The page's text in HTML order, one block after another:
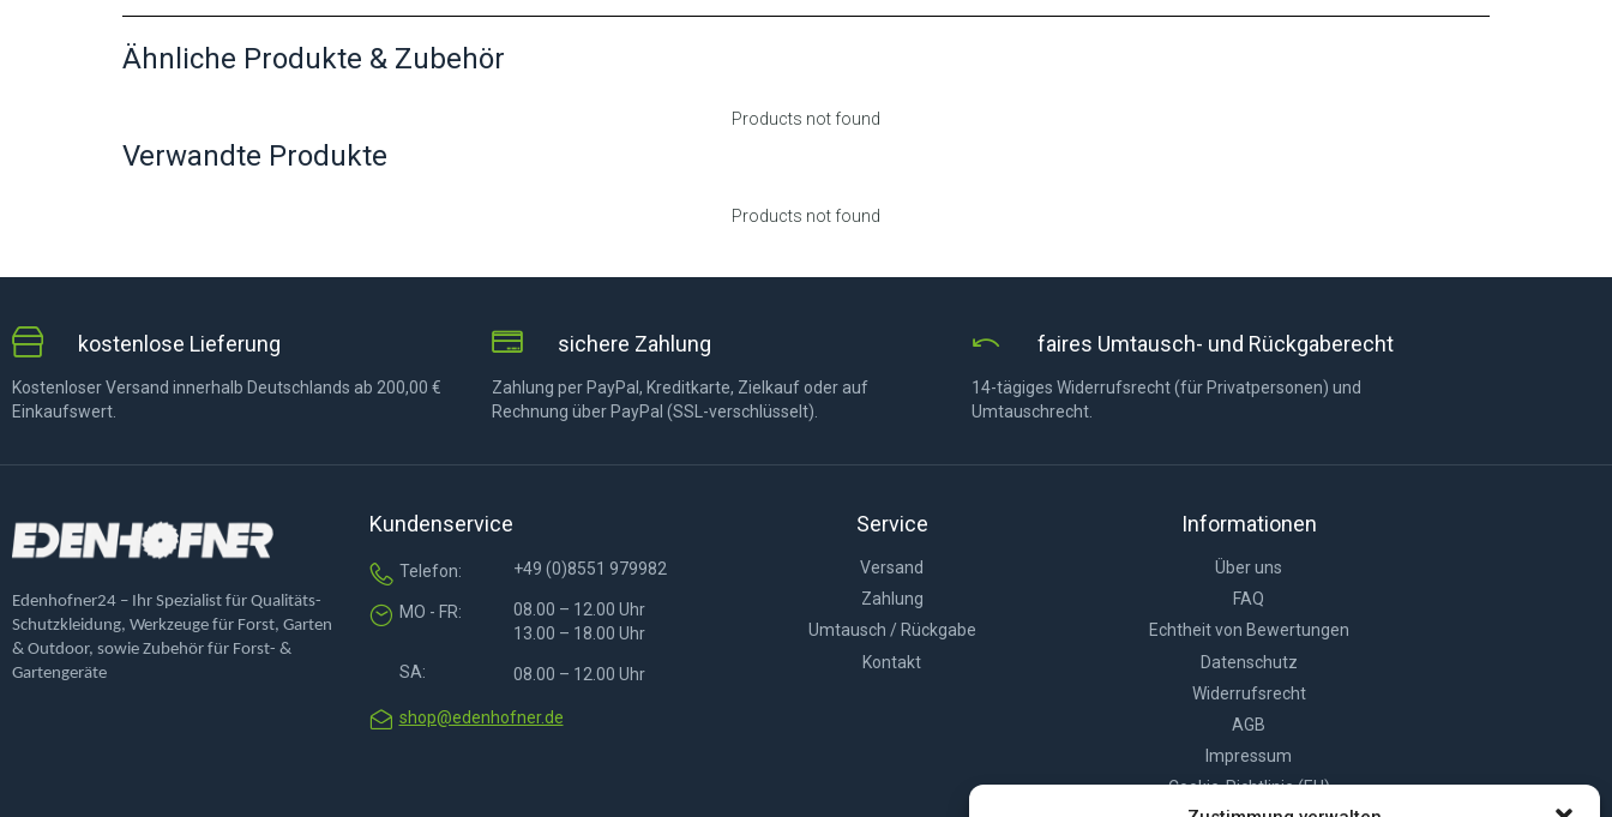
Ähnliche Produkte & Zubehör
Products not found
Verwandte Produkte
Products not found
kostenlose Lieferung
Kostenloser Versand innerhalb Deutschlands ab 200,00 €
Einkaufswert.
sichere Zahlung
Zahlung per PayPal, Kreditkarte, Zielkauf oder auf
Rechnung über PayPal (SSL-verschlüsselt).
faires Umtausch- und Rückgaberecht
14-tägiges Widerrufsrecht (für Privatpersonen) und
Umtauschrecht.
Edenhofner24 – Ihr Spezialist für Qualitäts-
Schutzkleidung, Werkzeuge für Forst, Garten
& Outdoor, sowie Zubehör für Forst- &
Gartengeräte
Kundenservice
Telefon: +49 (0)8551 979982
MO - FR:
SA:
08.00 – 12.00 Uhr
13.00 – 18.00 Uhr
08.00 – 12.00 Uhr
shop@edenhofner.de
Service
Versand
Zahlung
Umtausch / Rückgabe
Kontakt
Informationen
Über uns
FAQ
Echtheit von Bewertungen
Datenschutz
Widerrufsrecht
AGB
Impressum
Cookie-Richtlinie (EU)